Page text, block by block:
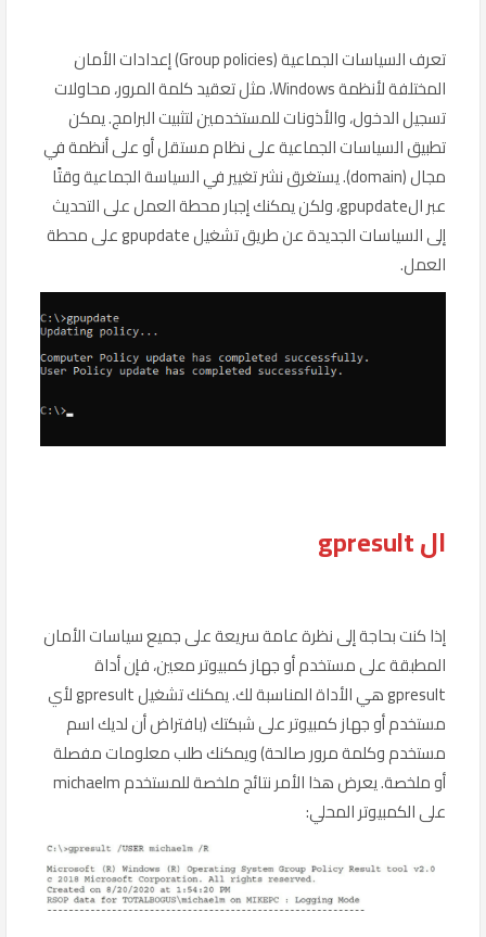
تعرف السياسات الجماعية (Group policies) إعدادات الأمان
المختلفة لأنظمة Windows، مثل تعقيد كلمة المرور، محاولات
تسجيل الدخول، والأذونات للمستخدمين لتثبيت البرامج. يمكن
تطبيق السياسات الجماعية على نظام مستقل أو على أنظمة في
مجال (domain). يستغرق نشر تغيير في السياسة الجماعية وقتًا
عبر الgpupdate، ولكن يمكنك إجبار محطة العمل على التحديث
إلى السياسات الجديدة عن طريق تشغيل gpupdate على محطة
العمل.
ال gpresult
إذا كنت بحاجة إلى نظرة عامة سريعة على جميع سياسات الأمان
المطبقة على مستخدم أو جهاز كمبيوتر معين، فإن أداة
gpresult هي الأداة المناسبة لك. يمكنك تشغيل gpresult لأي
مستخدم أو جهاز كمبيوتر على شبكتك (بافتراض أن لديك اسم
مستخدم وكلمة مرور صالحة) ويمكنك طلب معلومات مفصلة
أو ملخصة. يعرض هذا الأمر نتائج ملخصة للمستخدم michaelm
على الكمبيوتر المحلي: